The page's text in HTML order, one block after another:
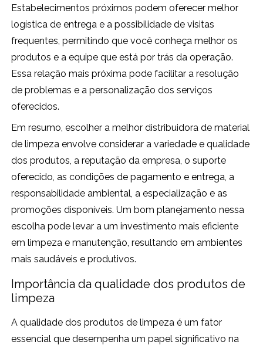
Estabelecimentos próximos podem oferecer melhor
logística de entrega e a possibilidade de visitas
frequentes, permitindo que você conheça melhor os
produtos e a equipe que está por trás da operação.
Essa relação mais próxima pode facilitar a resolução
de problemas e a personalização dos serviços
oferecidos.
Em resumo, escolher a melhor distribuidora de material
de limpeza envolve considerar a variedade e qualidade
dos produtos, a reputação da empresa, o suporte
oferecido, as condições de pagamento e entrega, a
responsabilidade ambiental, a especialização e as
promoções disponíveis. Um bom planejamento nessa
escolha pode levar a um investimento mais eficiente
em limpeza e manutenção, resultando em ambientes
mais saudáveis e produtivos.
Importância da qualidade dos produtos de
limpeza
A qualidade dos produtos de limpeza é um fator
essencial que desempenha um papel significativo na